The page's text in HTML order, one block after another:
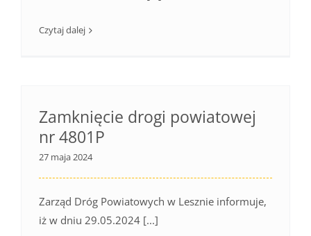
Czytaj dalej
Zamknięcie drogi powiatowej
nr 4801P
27 maja 2024
Zarząd Dróg Powiatowych w Lesznie informuje,
iż w dniu 29.05.2024 [...]